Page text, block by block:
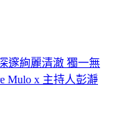
邃絢麗清澈 獨一無
Mulo x 主持人彭瀞